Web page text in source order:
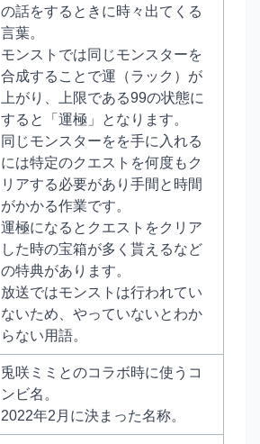
の話をするときに時々出てくる
言葉。
モンストでは同じモンスターを
合成することで運（ラック）が
上がり、上限である99の状態に
すると「運極」となります。
同じモンスターをを手に入れる
には特定のクエストを何度もク
リアする必要があり手間と時間
がかかる作業です。
運極になるとクエストをクリア
した時の宝箱が多く貰えるなど
の特典があります。
放送ではモンストは行われてい
ないため、やっていないとわか
らない用語。
兎咲ミミとのコラボ時に使うコ
ンビ名。
2022年2月に決まった名称。